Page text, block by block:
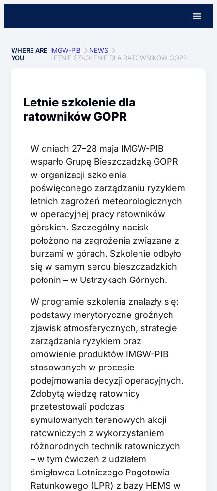
WHERE ARE
YOU
IMGW-PIB
NEWS
LETNIE SZKOLENIE DLA RATOWNIKÓW GOPR
Letnie szkolenie dla
ratowników GOPR
W dniach 27–28 maja IMGW-PIB
wsparło Grupę Bieszczadzką GOPR
w organizacji szkolenia
poświęconego zarządzaniu ryzykiem
letnich zagrożeń meteorologicznych
w operacyjnej pracy ratowników
górskich. Szczególny nacisk
położono na zagrożenia związane z
burzami w górach. Szkolenie odbyło
się w samym sercu bieszczadzkich
połonin – w Ustrzykach Górnych.
W programie szkolenia znalazły się:
podstawy merytoryczne groźnych
zjawisk atmosferycznych, strategie
zarządzania ryzykiem oraz
omówienie produktów IMGW-PIB
stosowanych w procesie
podejmowania decyzji operacyjnych.
Zdobytą wiedzę ratownicy
przetestowali podczas
symulowanych terenowych akcji
ratowniczych z wykorzystaniem
różnorodnych technik ratowniczych
– w tym ćwiczeń z udziałem
śmigłowca Lotniczego Pogotowia
Ratunkowego (LPR) z bazy HEMS w